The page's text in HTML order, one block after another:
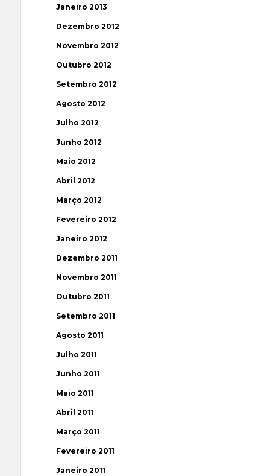
Janeiro 2013
Dezembro 2012
Novembro 2012
Outubro 2012
Setembro 2012
Agosto 2012
Julho 2012
Junho 2012
Maio 2012
Abril 2012
Março 2012
Fevereiro 2012
Janeiro 2012
Dezembro 2011
Novembro 2011
Outubro 2011
Setembro 2011
Agosto 2011
Julho 2011
Junho 2011
Maio 2011
Abril 2011
Março 2011
Fevereiro 2011
Janeiro 2011